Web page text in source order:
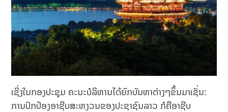
ເຊິ່ງໃນກອງປະຊຸມ ຄະນະບໍລິຫານໄດ້ຍົກບັນຫາຕ່າງໆຂຶ້ນມາເຊັ່ນ:
ການປົກປ້ອງອາຊີບສະຫງວນຂອງປະຊາຊົນລາວ ກໍຄືອາຊີບ